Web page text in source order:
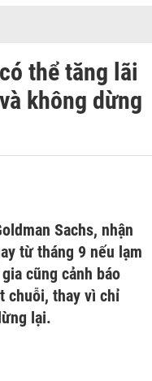
thể tăng lãi
không dừng
Sachs, nhận
từ tháng 9 nếu lạm
cũng cảnh báo
chuỗi, thay vì chỉ
lại.